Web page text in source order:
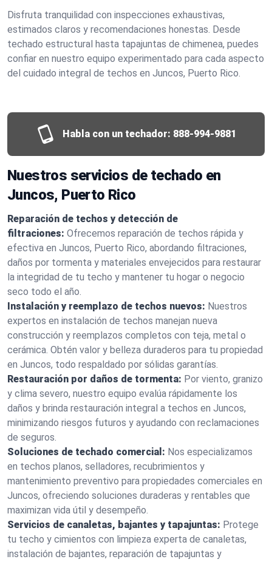
Disfruta tranquilidad con inspecciones exhaustivas,
estimados claros y recomendaciones honestas. Desde
techado estructural hasta tapajuntas de chimenea, puedes
confiar en nuestro equipo experimentado para cada aspecto
del cuidado integral de techos en Juncos, Puerto Rico.
Habla con un techador: 888-994-9881
Nuestros servicios de techado en
Juncos, Puerto Rico
Reparación de techos y detección de
filtraciones: Ofrecemos reparación de techos rápida y
efectiva en Juncos, Puerto Rico, abordando filtraciones,
daños por tormenta y materiales envejecidos para restaurar
la integridad de tu techo y mantener tu hogar o negocio
seco todo el año.
Instalación y reemplazo de techos nuevos: Nuestros
expertos en instalación de techos manejan nueva
construcción y reemplazos completos con teja, metal o
cerámica. Obtén valor y belleza duraderos para tu propiedad
en Juncos, todo respaldado por sólidas garantías.
Restauración por daños de tormenta: Por viento, granizo
y clima severo, nuestro equipo evalúa rápidamente los
daños y brinda restauración integral a techos en Juncos,
minimizando riesgos futuros y ayudando con reclamaciones
de seguros.
Soluciones de techado comercial: Nos especializamos
en techos planos, selladores, recubrimientos y
mantenimiento preventivo para propiedades comerciales en
Juncos, ofreciendo soluciones duraderas y rentables que
maximizan vida útil y desempeño.
Servicios de canaletas, bajantes y tapajuntas: Protege
tu techo y cimientos con limpieza experta de canaletas,
instalación de bajantes, reparación de tapajuntas y